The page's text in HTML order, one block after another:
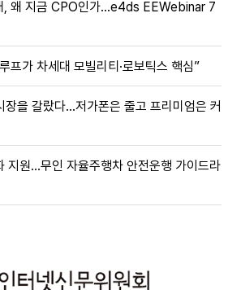
, 왜 지금 CPO인가…e4ds EEWebinar 7
프가 차세대 모빌리티·로보틱스 핵심”
장을 갈랐다…저가폰은 줄고 프리미엄은 커
지원…무인 자율주행차 안전운행 가이드라